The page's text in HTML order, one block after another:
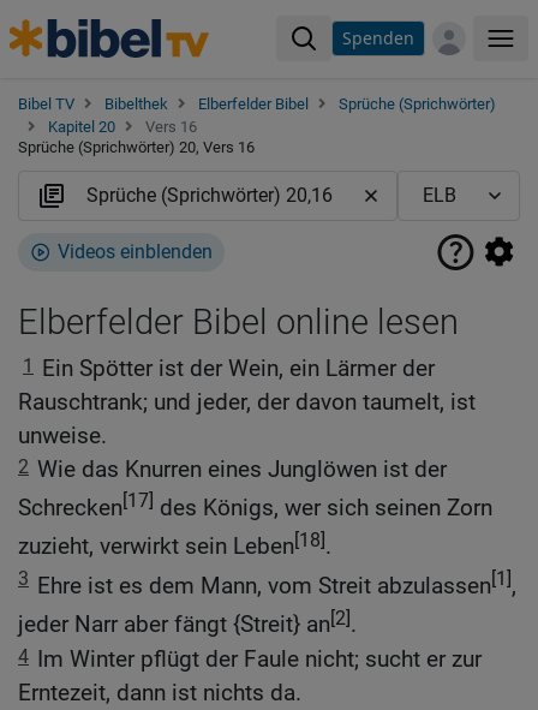
Spenden
Bibel TV Bibelthek Elberfelder Bibel
Sprüche (Sprichwörter)
Kapitel 20
Vers 16
Sprüche (Sprichwörter) 20, Vers 16
Videos einblenden
Elberfelder Bibel online lesen
1 Ein Spötter ist der Wein, ein Lärmer der
Rauschtrank; und jeder, der davon taumelt, ist
unweise.
2 Wie das Knurren eines Junglöwen ist der
Schrecken[17] des Königs, wer sich seinen Zorn
zuzieht, verwirkt sein Leben[18].
3 Ehre ist es dem Mann, vom Streit abzulassen[1],
jeder Narr aber fängt {Streit} an[2].
4 Im Winter pflügt der Faule nicht; sucht er zur
Erntezeit, dann ist nichts da.